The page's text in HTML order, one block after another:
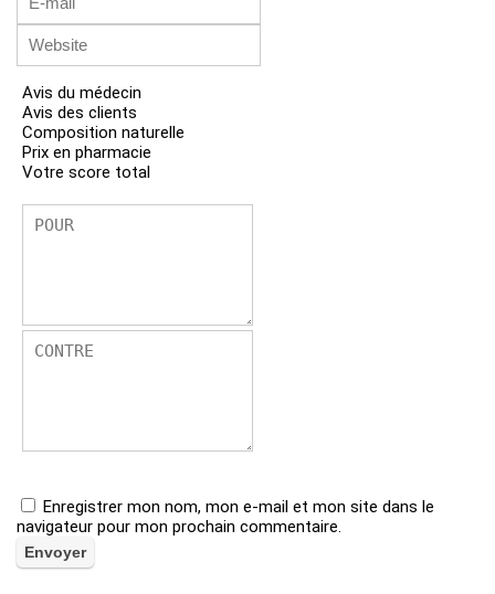
Avis du médecin
Avis des clients
Composition naturelle
Prix ​​en pharmacie
Votre score total
Enregistrer mon nom, mon e-mail et mon site dans le
navigateur pour mon prochain commentaire.